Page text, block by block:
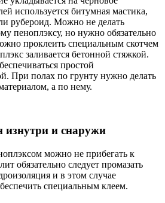
используется битумная мастика,
рубероид. Можно не делать
пеноплэксу, но нужно обязательно
проклеить специальным скотчем
заливается бетонной стяжкой.
простой
При полах по грунту нужно делать
а по нему.
изнутри и снаружи
можно не прибегать к
обязательно следует промазать
и в этом случае
специальным клеем.